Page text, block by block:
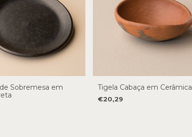
Sobremesa em
Tigela Cabaça em Cerâmica
€20,29